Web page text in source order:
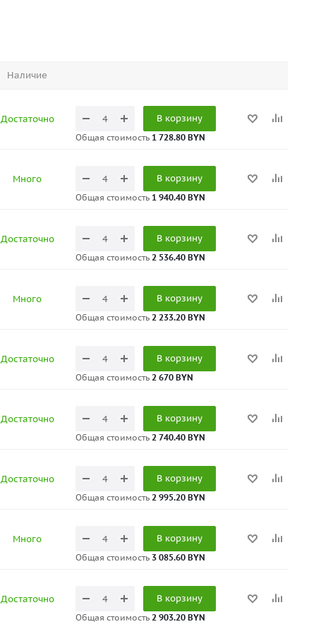
Наличие
Достаточно В корзину
Общая стоимость 1 728.80 BYN
Много В корзину
Общая стоимость 1 940.40 BYN
Достаточно В корзину
Общая стоимость 2 536.40 BYN
Много В корзину
Общая стоимость 2 233.20 BYN
Достаточно В корзину
Общая стоимость 2 670 BYN
Достаточно В корзину
Общая стоимость 2 740.40 BYN
Достаточно В корзину
Общая стоимость 2 995.20 BYN
Много В корзину
Общая стоимость 3 085.60 BYN
Достаточно В корзину
Общая стоимость 2 903.20 BYN